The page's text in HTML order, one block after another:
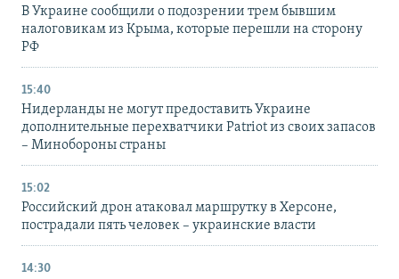
В Украине сообщили о подозрении трем бывшим
налоговикам из Крыма, которые перешли на сторону
РФ
15:40
Нидерланды не могут предоставить Украине
дополнительные перехватчики Patriot из своих запасов
– Минобороны страны
15:02
Российский дрон атаковал маршрутку в Херсоне,
пострадали пять человек – украинские власти
14:30